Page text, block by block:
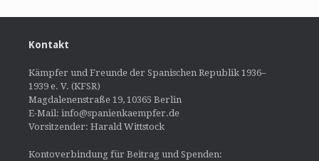
Kontakt
Kämpfer und Freunde der Spanischen Republik 1936–
1939 e. V. (KFSR)
Magdalenenstraße 19, 10365 Berlin
E-Mail: info@spanienkaempfer.de
Vorsitzender: Harald Wittstock
Kontoverbindung für Beitrag und Spenden: